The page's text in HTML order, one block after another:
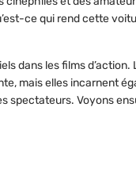
ce qui rend cette
dans les films d’action.
mais elles incarnent
spectateurs. Voyons